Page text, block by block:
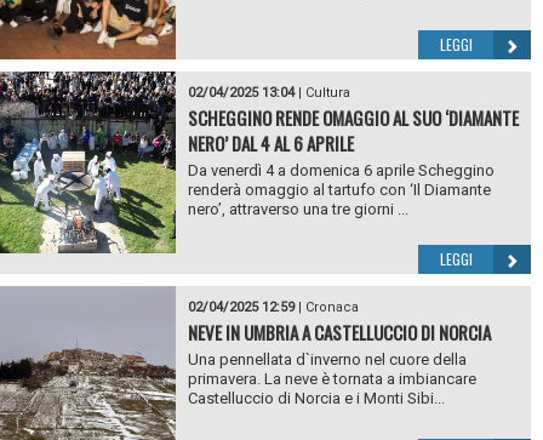
LEGGI
02/04/2025 13:04| Cultura
SCHEGGINO RENDE OMAGGIO AL SUO ‘DIAMANTE
NERO’ DAL 4 AL 6 APRILE
Da venerdì 4 a domenica 6 aprile Scheggino
renderà omaggio al tartufo con ‘Il Diamante
nero’, attraverso una tre giorni ...
LEGGI
02/04/2025 12:59| Cronaca
NEVE IN UMBRIA A CASTELLUCCIO DI NORCIA
Una pennellata d`inverno nel cuore della
primavera. La neve è tornata a imbiancare
Castelluccio di Norcia e i Monti Sibi...